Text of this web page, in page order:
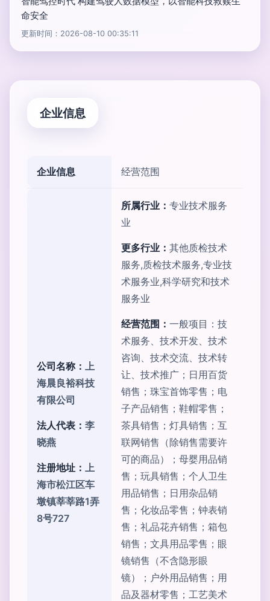
命安全
更新时间：2026-08-10 00:35:11
企业信息
企业信息 经营范围
公司名称： 上
海晨良裕科技
有限公司
法人代表： 李
晓燕
注册地址： 上
海市松江区车
墩镇莘莘路1弄
8号727
所属行业： 专业技术服务
业
更多行业： 其他质检技术
服务,质检技术服务,专业技
术服务业,科学研究和技术
服务业
经营范围： 一般项目：技
术服务、技术开发、技术
咨询、技术交流、技术转
让、技术推广；日用百货
销售；珠宝首饰零售；电
子产品销售；鞋帽零售；
茶具销售；灯具销售；互
联网销售（除销售需要许
可的商品）；母婴用品销
售；玩具销售；个人卫生
用品销售；日用杂品销
售；化妆品零售；钟表销
售；礼品花卉销售；箱包
销售；文具用品零售；眼
镜销售（不含隐形眼
镜）；户外用品销售；用
品及器材零售；工艺美术